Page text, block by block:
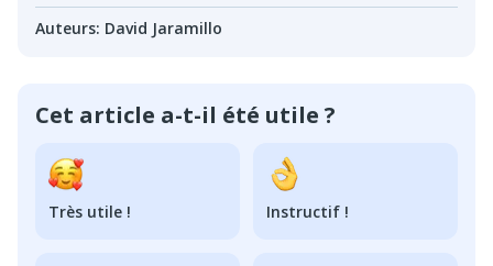
Auteurs: David Jaramillo
Cet article a-t-il été utile ?
Très utile ! Instructif !